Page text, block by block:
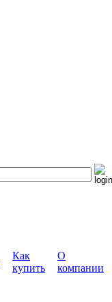
Как
купить
О
компании